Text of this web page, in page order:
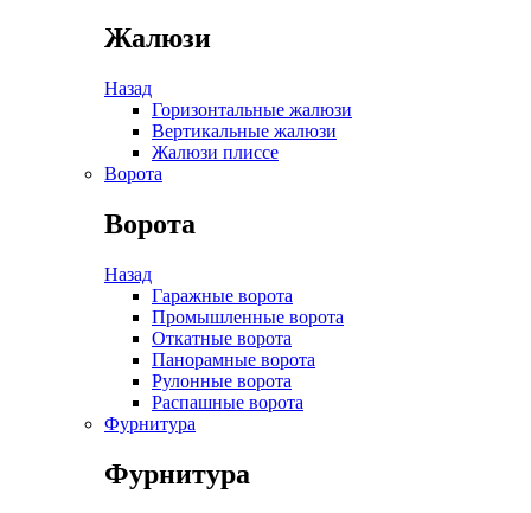
Жалюзи
Назад
Горизонтальные жалюзи
Вертикальные жалюзи
Жалюзи плиссе
Ворота
Ворота
Назад
Гаражные ворота
Промышленные ворота
Откатные ворота
Панорамные ворота
Рулонные ворота
Распашные ворота
Фурнитура
Фурнитура